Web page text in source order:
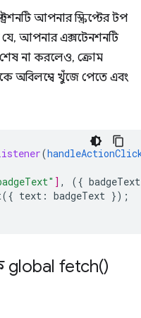
আপনার স্ক্রিপ্টের টপ
যে, আপনার এক্সটেনশনটি
না করলেও, ক্রোম
অবিলম্বে খুঁজে পেতে এবং
(
] , ({ badgeText
text : badgeText });
global fetch()